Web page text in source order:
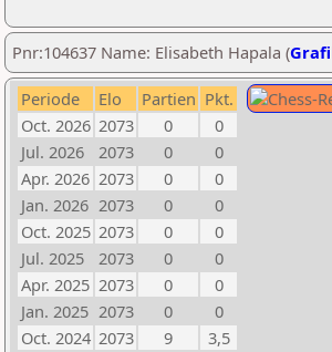
Pnr:104637 Name: Elisabeth Hapala (
Periode Elo Partien Pkt.
Oct. 2026 2073 0
0
Jul. 2026
2073 0
0
Apr. 2026 2073 0
0
Jan. 2026 2073 0
0
Oct. 2025 2073 0
0
Jul. 2025
2073 0
0
Apr. 2025 2073 0
0
Jan. 2025 2073 0
0
Oct. 2024 2073 9
3,5